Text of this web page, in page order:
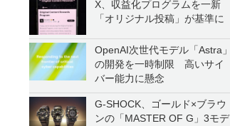
X、収益化プログラムを一新
「オリジナル投稿」が基準に
OpenAI次世代モデル「Astra」
の開発を一時制限 高いサイ
バー能力に懸念
G-SHOCK、ゴールド×ブラウ
ンの「MASTER OF G」3モデ